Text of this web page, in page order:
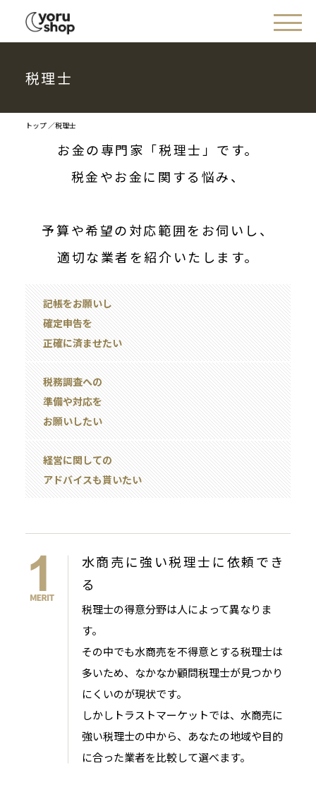
税理士
トップ 税理士
お金の専門家「税理士」です。
税金やお金に関する悩み、
予算や希望の対応範囲をお伺いし、
適切な業者を紹介いたします。
記帳をお願いし
確定申告を
正確に済ませたい
税務調査への
準備や対応を
お願いしたい
経営に関しての
アドバイスも貰いたい
水商売に強い税理士に依頼でき
る
税理士の得意分野は人によって異なりま
す。
その中でも水商売を不得意とする税理士は
多いため、なかなか顧問税理士が見つかり
にくいのが現状です。
しかしトラストマーケットでは、水商売に
強い税理士の中から、あなたの地域や目的
に合った業者を比較して選べます。